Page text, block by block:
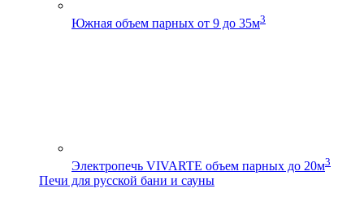
Южная объем парных от 9 до 35м3
Электропечь VIVARTE объем парных до 20м3
Печи для русской бани и сауны